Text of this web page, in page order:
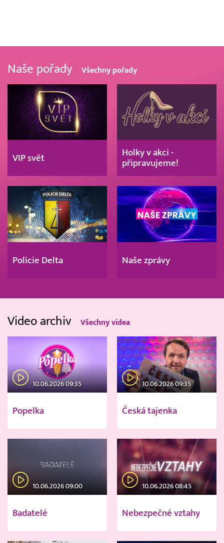
Naše pořady Všechny pořady
VIP svět
Holky v akci -
připravujeme!
Policie Delta Naše zprávy
Video archiv Všechny videa
10.06.2026 09:35
Popelka
10.06.2026 09:35
Česká tajenka
10.06.2026 09:00
Badatelé
10.06.2026 08:45
Nebezpečné vztahy